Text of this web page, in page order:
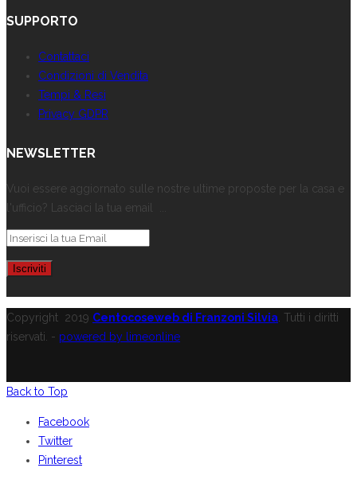
SUPPORTO
Contattaci
Condizioni di Vendita
Tempi & Resi
Privacy GDPR
NEWSLETTER
Vuoi essere aggiornato sulle nostre ultime proposte per la casa e
l'ufficio? Lasciaci la tua email ...
Copyright 2019 Centocoseweb di Franzoni Silvia. Tutti i diritti
riservati. - powered by limeonline
Back to Top
Facebook
Twitter
Pinterest